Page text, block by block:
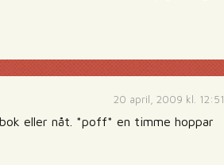
20 april, 2009 kl. 12:51
eller nåt. *poff* en timme hoppar